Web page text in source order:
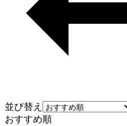
並び替え
おすすめ順